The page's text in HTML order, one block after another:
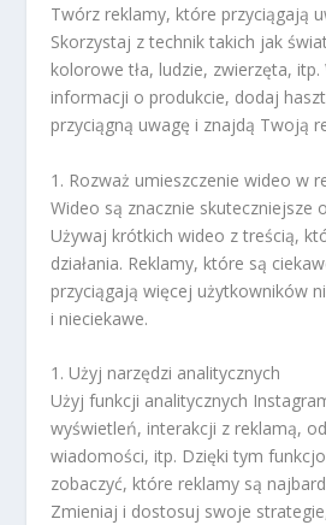
Twórz reklamy, które przyciągają
Skorzystaj z technik takich jak
kolorowe tła, ludzie, zwierzęta,
informacji o produkcie, dodaj
przyciągną uwagę i znajdą Twoją
1. Rozważ umieszczenie wideo w
Wideo są znacznie skuteczniejsze
Używaj krótkich wideo z treścią,
działania. Reklamy, które są
przyciągają więcej użytkowników
i nieciekawe.
1. Użyj narzędzi analitycznych
Użyj funkcji analitycznych
wyświetleń, interakcji z reklamą,
wiadomości, itp. Dzięki tym
zobaczyć, które reklamy są
Zmieniaj i dostosuj swoje